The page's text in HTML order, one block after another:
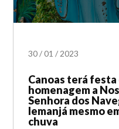
30/01/2023
Canoas terá festa
homenagem a
Senhora dos
Iemanjá mesmo
chuva